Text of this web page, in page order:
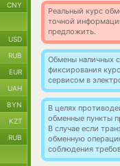
Реальный курс
точной
предложить.
Обмены наличных
фиксирования
сервисом в
В целях
обменные пункты
В случае если
обменную
соблюдения
CNY
USD
RUB
EUR
UAH
BYN
KZT
RUB